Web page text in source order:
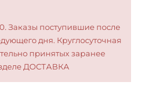
Заказы поступившие после
дня. Круглосуточная
принятых заранее
ДОСТАВКА